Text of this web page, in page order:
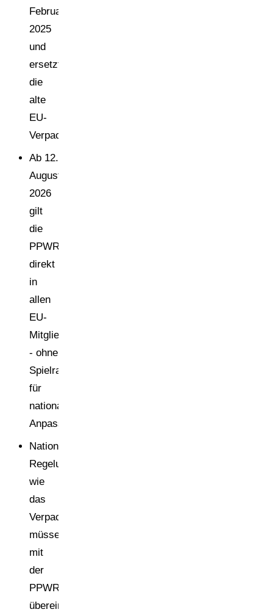
Februar
2025
und
ersetzt
die
alte
EU-
Verpackungsrichtlinie
Ab 12.
August
2026
gilt
die
PPWR
direkt
in
allen
EU-
Mitgliedstaaten
- ohne
Spielraum
für
nationale
Anpassungen.
Nationale
Regelungen
wie
das
VerpackG
müssen
mit
der
PPWR
übereinstimmen.